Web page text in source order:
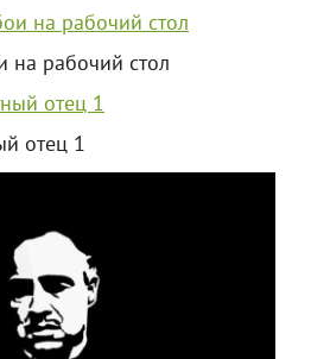
на рабочий стол
отец 1